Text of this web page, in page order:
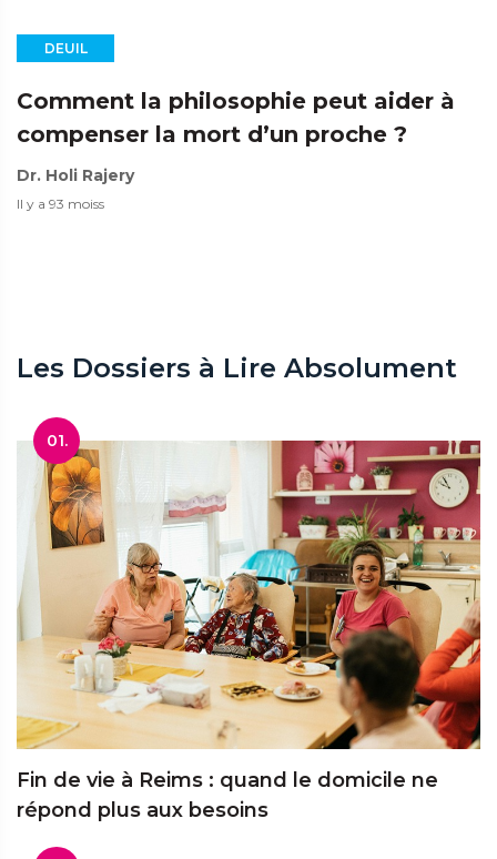
DEUIL
Comment la philosophie peut aider à
compenser la mort d’un proche ?
Dr. Holi Rajery
Il y a 93 moiss
Les Dossiers à Lire Absolument
01.
Fin de vie à Reims : quand le domicile ne
répond plus aux besoins